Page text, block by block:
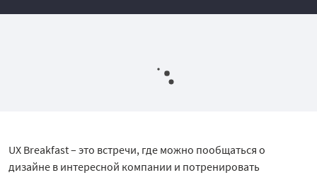
UX Breakfast – это встречи, где можно пообщаться о
дизайне в интересной компании и потренировать